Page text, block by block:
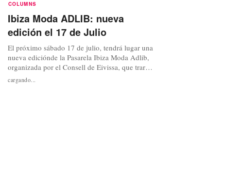
COLUMNS
Ibiza Moda ADLIB: nueva
edición el 17 de Julio
El próximo sábado 17 de julio, tendrá lugar una
nueva ediciónde la Pasarela Ibiza Moda Adlib,
organizada por el Consell de Eivissa, que trarerá
a la isla pitiusa lo mejor de la moda insular. El
parque Reina Sofía, volverá a acoger las
cargando...